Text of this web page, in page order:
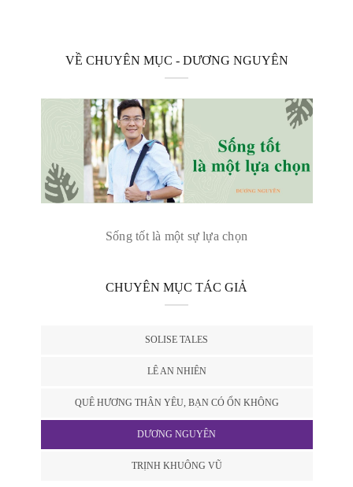
VỀ CHUYÊN MỤC - DƯƠNG NGUYÊN
Sống tốt là một sự lựa chọn
CHUYÊN MỤC TÁC GIẢ
SOLISE TALES
LÊ AN NHIÊN
QUÊ HƯƠNG THÂN YÊU, BẠN CÓ ỔN KHÔNG
DƯƠNG NGUYÊN
TRỊNH KHUÔNG VŨ